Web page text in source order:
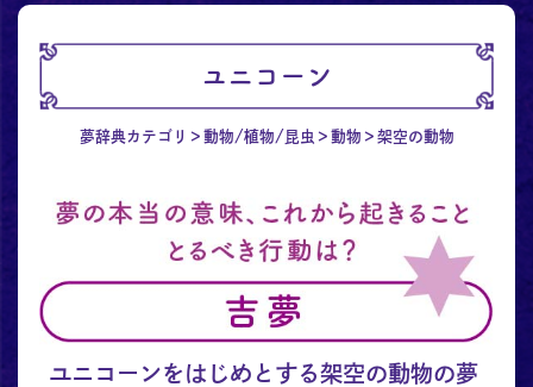
ユニコーン
夢辞典カテゴリ 動物/植物/昆虫 動物 架空の動物
ユニコーンをはじめとする架空の動物の夢